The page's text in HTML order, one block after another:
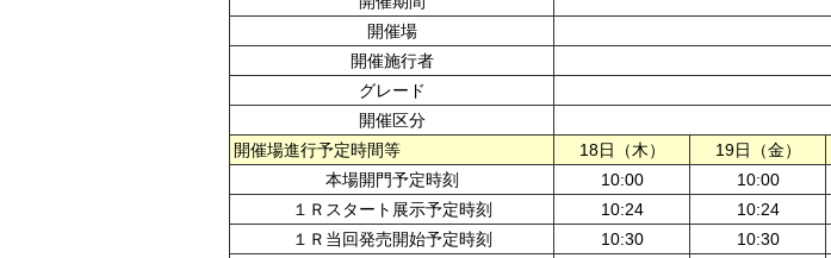
開催場
開催施行者
グレード
開催区分
開催場進行予定時間等
18日（木） 19日（金）
本場開門予定時刻
10:00 10:00
１Ｒスタート展示予定時刻
10:24 10:24
１Ｒ当回発売開始予定時刻
10:30 10:30